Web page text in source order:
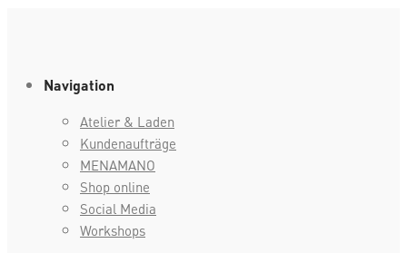
Navigation
Atelier & Laden
Kundenaufträge
MENAMANO
Shop online
Social Media
Workshops